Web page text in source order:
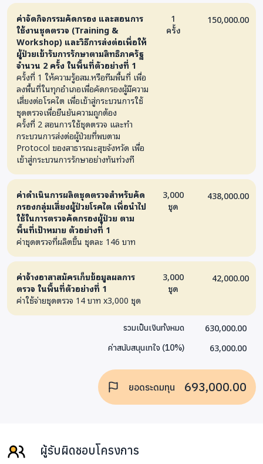
ค่าจัดกิจกรรมคัดกรอง และสอนการ
ใช้งานชุดตรวจ (Training &
Workshop) และวิธีการส่งต่อเพื่อให้
ผู้ป่วยเข้ารับการรักษาตามสิทธิภาครัฐ
จำนวน 2 ครั้ง ในพื้นที่ตัวอย่างที่ 1
ครั้งที่ 1 ให้ความรู้อสม.หรือทีมพื้นที่ เพื่อ
ลงพื้นที่ในทุกอำเภอเพื่อคัดกรองผู้มีความ
เสี่ยงต่อโรคไต เพื่อเข้าสู่กระบวนการใช้
ชุดตรวจเพื่อยืนยันความถูกต้อง
ครั้งที่ 2 สอนการใช้ชุดตรวจ และทำ
กระบวนการส่งต่อผู้ป่วยที่พบตาม
Protocol ของสาธารณะสุขจังหวัด เพื่อ
เข้าสู่กระบวนการรักษาอย่างทันท่วงที
1
ครั้ง
150,000.00
ค่าดำเนินการผลิตชุดตรวจสำหรับคัด
กรองกลุ่มเสี่ยงผู้ป่วยโรคไต เพื่อนำไป
ใช้ในการตรวจคัดกรองผู้ป่วย ตาม
พื้นที่เป้าหมาย ตัวอย่างที่ 1
ค่าชุดตรวจที่ผลิตขึ้น ชุดละ 146 บาท
3,000
ชุด
438,000.00
ค่าจ้างอาสาสมัครเก็บข้อมูลผลการ
ตรวจ ในพื้นที่ตัวอย่างที่ 1
ค่าใช้จ่ายชุดตรวจ 14 บาท x3,000 ชุด
3,000
ชุด
42,000.00
รวมเป็นเงินทั้งหมด 630,000.00
ค่าสนับสนุนเทใจ (10%) 63,000.00
ยอดระดมทุน 693,000.00
ผู้รับผิดชอบโครงการ